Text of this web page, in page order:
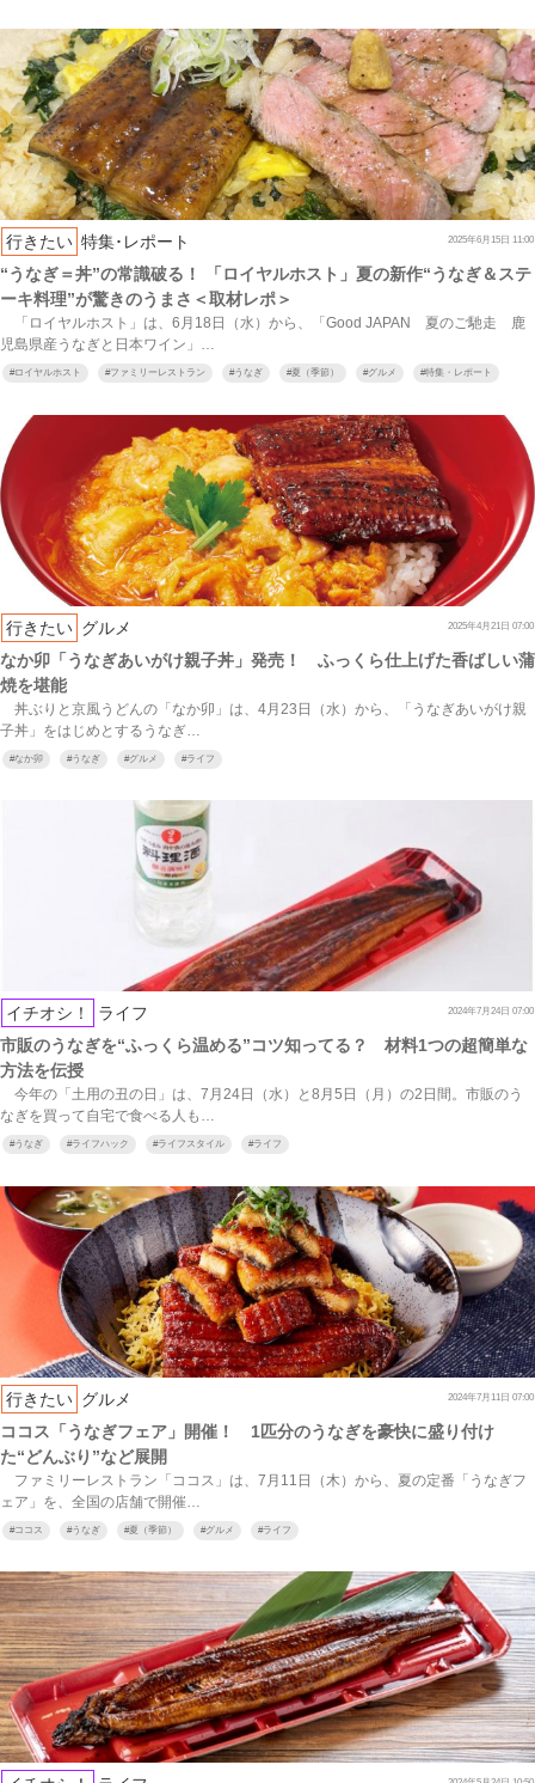
行きたい 特集･レポート 2025年6月15日 11:00
“うなぎ＝丼”の常識破る！ 「ロイヤルホスト」夏の新作“うなぎ＆ステ
ーキ料理”が驚きのうまさ＜取材レポ＞
「ロイヤルホスト」は、6月18日（水）から、「Good JAPAN 夏のご馳走 鹿
児島県産うなぎと日本ワイン」…
#ロイヤルホスト #ファミリーレストラン #うなぎ #夏（季節） #グルメ #特集・レポート
行きたい グルメ 2025年4月21日 07:00
なか卯「うなぎあいがけ親子丼」発売！ ふっくら仕上げた香ばしい蒲
焼を堪能
丼ぶりと京風うどんの「なか卯」は、4月23日（水）から、「うなぎあいがけ親
子丼」をはじめとするうなぎ…
#なか卯 #うなぎ #グルメ #ライフ
イチオシ！ ライフ 2024年7月24日 07:00
市販のうなぎを“ふっくら温める”コツ知ってる？ 材料1つの超簡単な
方法を伝授
今年の「土用の丑の日」は、7月24日（水）と8月5日（月）の2日間。市販のう
なぎを買って自宅で食べる人も…
#うなぎ #ライフハック #ライフスタイル #ライフ
行きたい グルメ 2024年7月11日 07:00
ココス「うなぎフェア」開催！ 1匹分のうなぎを豪快に盛り付け
た“どんぶり”など展開
ファミリーレストラン「ココス」は、7月11日（木）から、夏の定番「うなぎフ
ェア」を、全国の店舗で開催…
#ココス #うなぎ #夏（季節） #グルメ #ライフ